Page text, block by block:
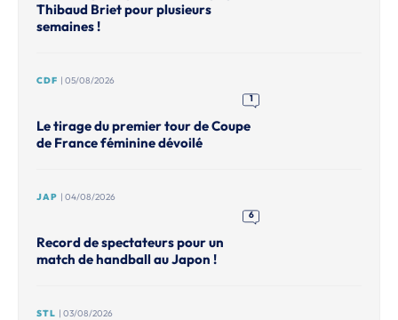
Thibaud Briet pour plusieurs
semaines !
CDF | 05/08/2026
1
Le tirage du premier tour de Coupe
de France féminine dévoilé
JAP | 04/08/2026
6
Record de spectateurs pour un
match de handball au Japon !
STL | 03/08/2026